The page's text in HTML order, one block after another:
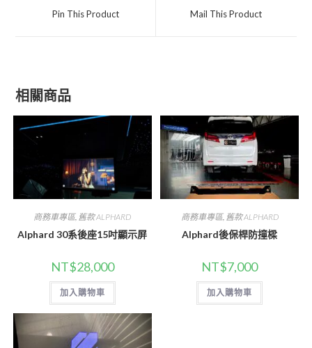
a
Pin This Product
a
Mail This Product
相關商品
商務車專區, 舊款 ALPHARD
Alphard 30系後座15吋顯示屏
NT$28,000
加入購物車
商務車專區, 舊款 ALPHARD
Alphard後保桿防撞樑
NT$7,000
加入購物車